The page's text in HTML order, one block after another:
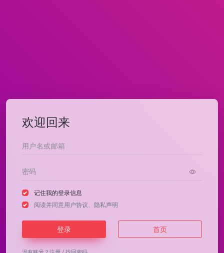
欢迎回来
记住我的登录信息
阅读并同意用户协议 隐私声明
登录 首页